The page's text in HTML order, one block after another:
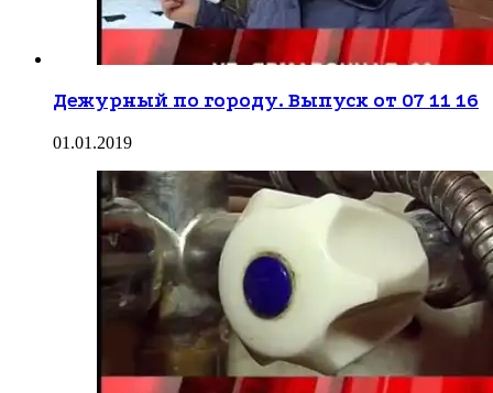
Дежурный по городу. Выпуск от 07 11 16
01.01.2019